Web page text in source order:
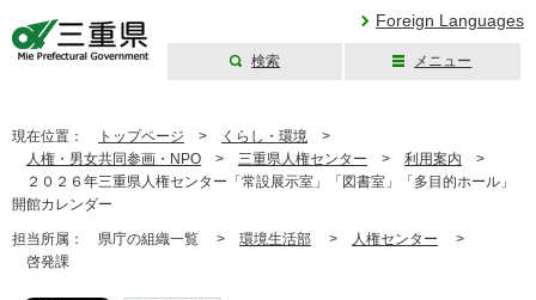
Foreign Languages
検索 メニュー
現在位置： トップページ > くらし・環境 >
人権・男女共同参画・NPO > 三重県人権センター > 利用案内 >
２０２６年三重県人権センター「常設展示室」「図書室」「多目的ホール」
開館カレンダー
担当所属： 県庁の組織一覧 > 環境生活部 > 人権センター >
啓発課